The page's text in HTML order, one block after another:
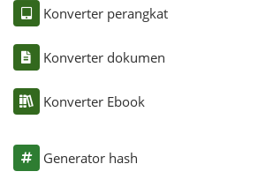
Konverter perangkat
Konverter dokumen
Konverter Ebook
Generator hash